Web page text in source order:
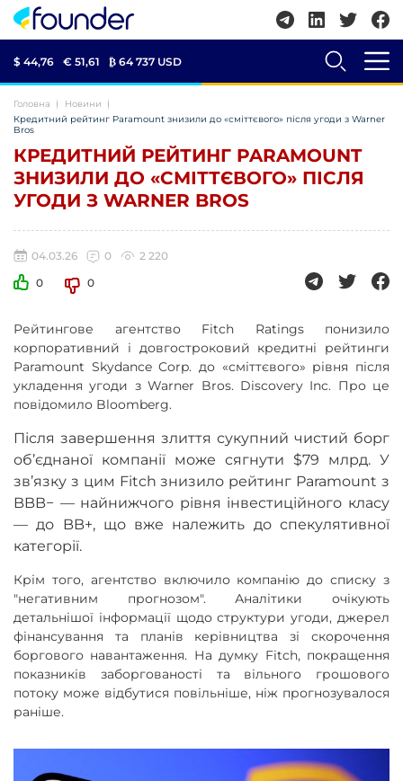
$ 44,76 € 51,61 ₿ 64 737 USD
Головна
Новини
Кредитний рейтинг Paramount знизили до «сміттєвого» після угоди з Warner
Bros
КРЕДИТНИЙ РЕЙТИНГ PARAMOUNT
ЗНИЗИЛИ ДО «СМІТТЄВОГО» ПІСЛЯ
УГОДИ З WARNER BROS
04.03.26 0
2 220
0
0
Рейтингове агентство Fitch Ratings понизило
корпоративний і довгостроковий кредитні рейтинги
Paramount Skydance Corp. до «сміттєвого» рівня після
укладення угоди з Warner Bros. Discovery Inc. Про це
повідомило Bloomberg.
Після завершення злиття сукупний чистий борг
об’єднаної компанії може сягнути $79 млрд. У
зв’язку з цим Fitch знизило рейтинг Paramount з
BBB− — найнижчого рівня інвестиційного класу
— до BB+, що вже належить до спекулятивної
категорії.
Крім того, агентство включило компанію до списку з
"негативним прогнозом". Аналітики очікують
детальнішої інформації щодо структури угоди, джерел
фінансування та планів керівництва зі скорочення
боргового навантаження. На думку Fitch, покращення
показників заборгованості та вільного грошового
потоку може відбутися повільніше, ніж прогнозувалося
раніше.